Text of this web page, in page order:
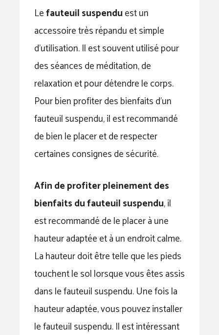
Lefauteuil suspenduest un
accessoire très répandu et simple
d’utilisation. Il est souvent utilisé pour
des séances de méditation, de
relaxation et pour détendre le corps.
Pour bien profiter des bienfaits d’un
fauteuil suspendu, il est recommandé
de bien le placer et de respecter
certaines consignes de sécurité.
Afin de profiter pleinement des
bienfaits du fauteuil suspendu, il
est recommandé de le placer à une
hauteur adaptée et à un endroit calme.
La hauteur doit être telle que les pieds
touchent le sol lorsque vous êtes assis
dans le fauteuil suspendu. Une fois la
hauteur adaptée, vous pouvez installer
le fauteuil suspendu. Il est intéressant